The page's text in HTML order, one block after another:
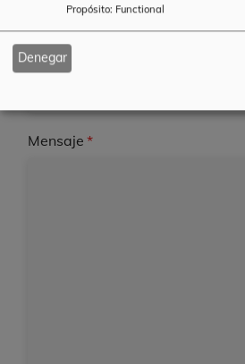
Asunto
Mensaje
Propósito: Functional
Denegar